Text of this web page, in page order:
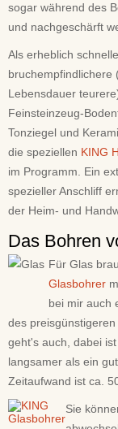
sogar während des
und nachgeschärft
Als erheblich
bruchempfindlichere
Lebensdauer
Feinsteinzeug-
Tonziegel und
die speziellen KING
im Programm. Ein
spezieller Anschliff
der Heim- und
Das Bohren
Für Glas
Glasbohrer
bei mir auch
des
geht's auch, dabei
langsamer als ein
Zeitaufwand ist ca.
Sie